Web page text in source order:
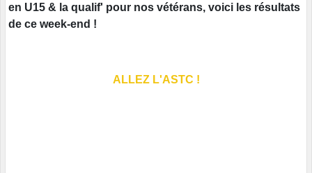
en U15 & la qualif' pour nos vétérans, voici les résultats
de ce week-end !
ALLEZ L'ASTC !